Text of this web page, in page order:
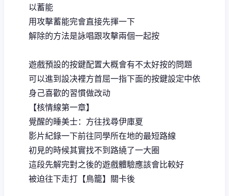
以蓄能
用攻擊蓄能完會直接先揮一下
解除的方法是詠唱跟攻擊兩個一起按
遊戲預設的按鍵配置大概會有不太好按的問題
可以進到設决裡方首屈一指下面的按鍵設定中依
身己喜歡的習慣做改动
【核情線第一章】
覺醒的睡美士：方往找尋伊庫夏
影片紀錄一下前往同學所在地的最短路線
初見的時候其實找不到路繞了一大圈
這段先解完對之後的遊戲體驗應該會比較好
被迫往下走打【鳥籠】關卡後